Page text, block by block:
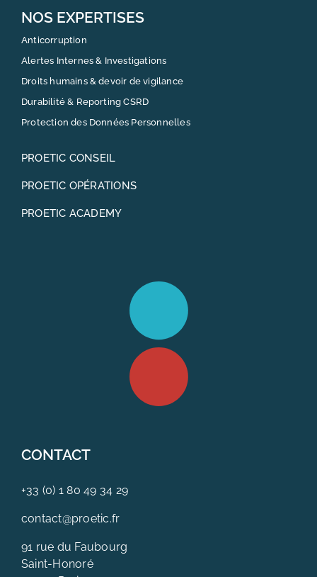
NOS EXPERTISES
Anticorruption
Alertes Internes & Investigations
Droits humains & devoir de vigilance
Durabilité & Reporting CSRD
Protection des Données Personnelles
PROETIC CONSEIL
PROETIC OPÉRATIONS
PROETIC ACADEMY
CONTACT
+33 (0) 1 80 49 34 29
contact@proetic.fr
91 rue du Faubourg
Saint-Honoré